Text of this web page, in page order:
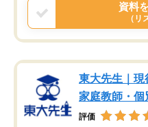
資料
（リ
東大先生｜
家庭教師・個
評価